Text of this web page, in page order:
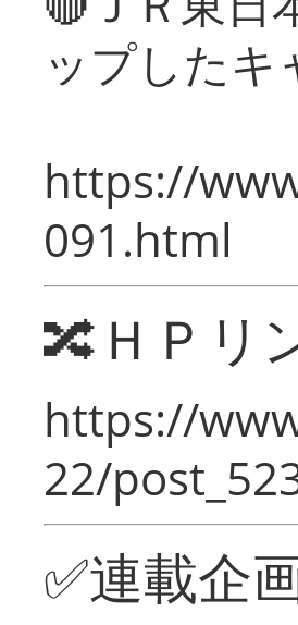
ップしたキ
https://
091.html
🔀ＨＰリ
https://
22/
✅連載企